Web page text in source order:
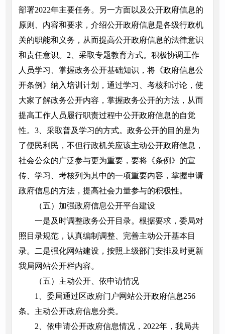
部署2022年主要任务。另一方面以及公开政府信息的
原则、内容和要求，介绍公开政府信息是各级行政机
关的职能和义务，从而提高公开政府信息的法律意识
和责任意识。2、采取专题教育方式。积极协调工作
人员学习、掌握政务公开基础知识，将《政府信息公
开条例》纳入培训计划，通过学习、考核和讨论，使
大家了解政务公开内容，掌握政务公开的方法，从而
提高工作人员履行职责过程中公开政府信息的自觉
性。3、采取普及学习的方式。政务公开的目的是为
了便民利民，不但行政机关应该主动公开政府信息，
社会公众的广泛参与更为重要，要将《条例》的宣
传、学习、考核列为其中的一项重要内容，掌握申请
政府信息的方法，提高社会力量参与的积极性。
（五）加强政府信息公开平台建设
一是及时调整政务公开目录。根据要求，委局对
照目录规范，认真编制调整、完善主动公开基本目
录。二是强化网站建设，按照上级部门安排及时更新
我局网站公开栏内容。
（五）主动公开、依申请情况
1、委局通过区政府门户网站公开政府信息256
条。主动公开政府信息分类。
2、依申请公开政府信息情况，2022年，我局共